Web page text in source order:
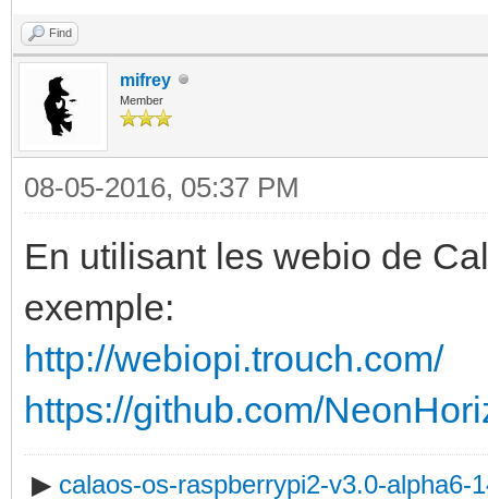
Find
mifrey
Member
08-05-2016, 05:37 PM
En utilisant les webio de
exemple:
http://webiopi.trouch.com/
https://github.com/
▶ calaos-os-raspberrypi2-v3.0-alpha6-